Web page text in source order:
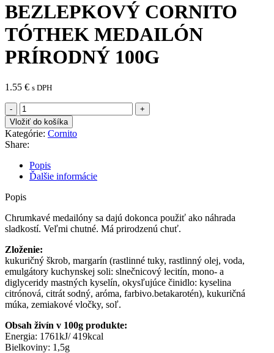
BEZLEPKOVÝ CORNITO
TÓTHEK MEDAILÓN
PRÍRODNÝ 100G
1.55 € s DPH
množstvo
BEZLEPKOVÝ
CORNITO
TÓTHEK
MEDAILÓN
PRÍRODNÝ
100G
Vložiť do košíka
Kategórie: Cornito
Share:
Popis
Ďalšie informácie
Popis
Chrumkavé medailóny sa dajú dokonca použiť ako náhrada
sladkostí. Veľmi chutné. Má prirodzenú chuť.
Zloženie:
kukuričný škrob, margarín (rastlinné tuky, rastlinný olej, voda,
emulgátory kuchynskej soli: slnečnicový lecitín, mono- a
diglyceridy mastných kyselín, okysľujúce činidlo: kyselina
citrónová, citrát sodný, aróma, farbivo.betakarotén), kukuričná
múka, zemiakové vločky, soľ.
Obsah živín v 100g produkte:
Energia: 1761kJ/ 419kcal
Bielkoviny: 1,5g